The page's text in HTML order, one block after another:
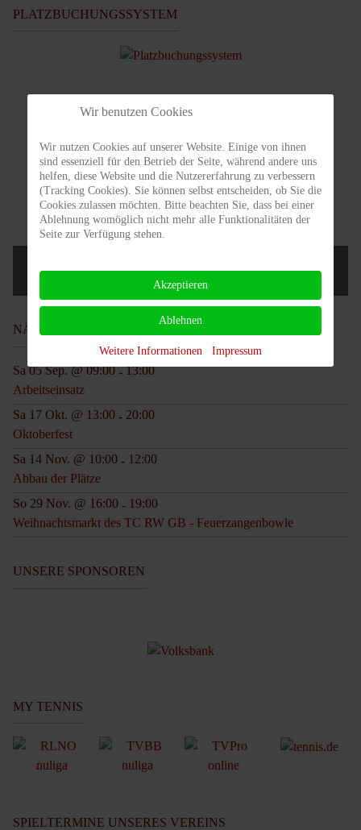
PLATZBUCHUNGSSYSTEM
Nur für Mitglieder!
NÄCHSTE TERMINE
Sa 05 Sep. @ 09:00 - 13:00
Arbeitseinsatz
Sa 17 Okt. @ 13:00 - 20:00
Oktoberfest
Sa 14 Nov. @ 10:00 - 12:00
Abbau der Plätze
So 29 Nov. @ 16:00 - 19:00
Weihnachtsmarkt des TC RW GB - Feuerzangenbowle
UNSERE SPONSOREN
MY TENNIS
SPIELTERMINE UNSERES VEREINS
Wir benutzen Cookies
Wir nutzen Cookies auf unserer Website. Einige von ihnen
sind essenziell für den Betrieb der Seite, während andere uns
helfen, diese Website und die Nutzererfahrung zu verbessern
(Tracking Cookies). Sie können selbst entscheiden, ob Sie die
Cookies zulassen möchten. Bitte beachten Sie, dass bei einer
Ablehnung womöglich nicht mehr alle Funktionalitäten der
Seite zur Verfügung stehen.
Akzeptieren
Ablehnen
Weitere Informationen Impressum